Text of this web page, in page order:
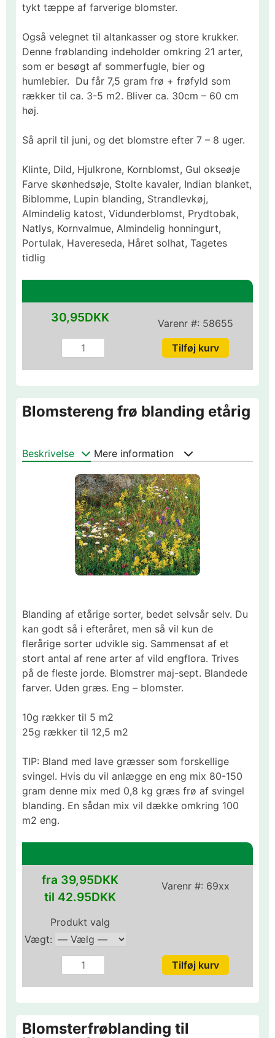
tykt tæppe af farverige blomster.
Også velegnet til altankasser og store krukker.
Denne frøblanding indeholder omkring 21 arter,
som er besøgt af sommerfugle, bier og
humlebier. Du får 7,5 gram frø + frøfyld som
rækker til ca. 3-5 m2. Bliver ca. 30cm – 60 cm
høj.
Så april til juni, og det blomstre efter 7 – 8 uger.
Klinte, Dild, Hjulkrone, Kornblomst, Gul okseøje
Farve skønhedsøje, Stolte kavaler, Indian blanket,
Biblomme, Lupin blanding, Strandlevkøj,
Almindelig katost, Vidunderblomst, Prydtobak,
Natlys, Kornvalmue, Almindelig honningurt,
Portulak, Havereseda, Håret solhat, Tagetes
tidlig
Varenr #: 58655
30,95DKK
Blomstereng frø blanding etårig
Beskrivelse Mere information
Blanding af etårige sorter, bedet selvsår selv. Du
kan godt så i efteråret, men så vil kun de
flerårige sorter udvikle sig. Sammensat af et
stort antal af rene arter af vild engflora. Trives
på de fleste jorde. Blomstrer maj-sept. Blandede
farver. Uden græs. Eng – blomster.
10g rækker til 5 m2
25g rækker til 12,5 m2
TIP: Bland med lave græsser som forskellige
svingel. Hvis du vil anlægge en eng mix 80-150
gram denne mix med 0,8 kg græs frø af svingel
blanding. En sådan mix vil dække omkring 100
m2 eng.
Produkt valg
Vægt:
Varenr #: 69xx
fra 39,95DKK
til 42.95DKK
Blomsterfrøblanding til